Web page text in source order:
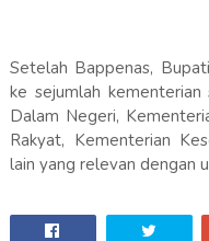
Setelah Bappenas,
ke sejumlah
Dalam Negeri,
Rakyat, Kementerian
lain yang relevan dengan